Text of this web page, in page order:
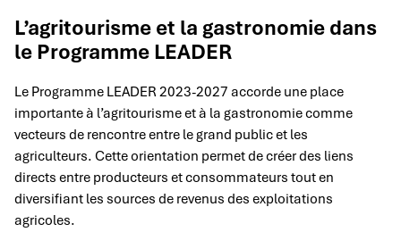
L’agritourisme et la gastronomie dans
le Programme LEADER
Le Programme LEADER 2023-2027 accorde une place
importante à l’agritourisme et à la gastronomie comme
vecteurs de rencontre entre le grand public et les
agriculteurs. Cette orientation permet de créer des liens
directs entre producteurs et consommateurs tout en
diversifiant les sources de revenus des exploitations
agricoles.